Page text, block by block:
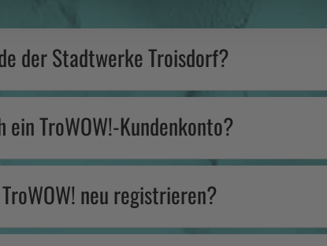
der Stadtwerke Troisdorf?
ein TroWOW!-Kundenkonto?
neu registrieren?